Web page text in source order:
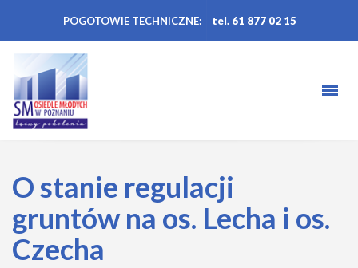
POGOTOWIE TECHNICZNE: tel. 61 877 02 15
O stanie regulacji
gruntów na os. Lecha i os.
Czecha